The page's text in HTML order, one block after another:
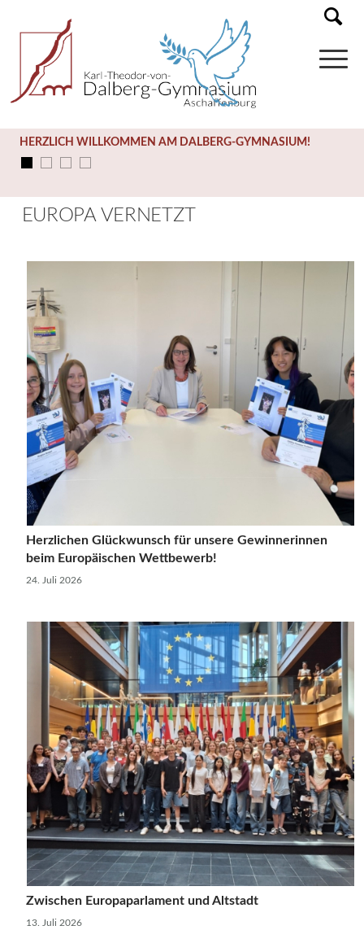
HERZLICH WILLKOMMEN AM DALBERG-GYMNASIUM!
EUROPA VERNETZT
Herzlichen Glückwunsch für unsere Gewinnerinnen
beim Europäischen Wettbewerb!
24. Juli 2026
Zwischen Europaparlament und Altstadt
13. Juli 2026